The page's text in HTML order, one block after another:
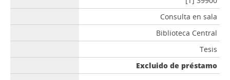
Consulta en sala
Biblioteca Central
Tesis
Excluido de préstamo